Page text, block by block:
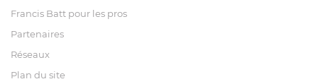
Francis Batt pour les pros
Partenaires
Réseaux
Plan du site